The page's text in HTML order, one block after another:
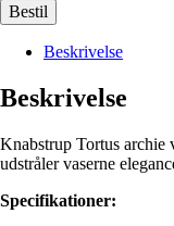
Bestil
Beskrivelse
Beskrivelse
Knabstrup Tortus archie
udstråler vaserne
Specifikationer: